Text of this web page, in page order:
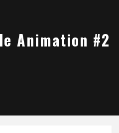
Animation #2